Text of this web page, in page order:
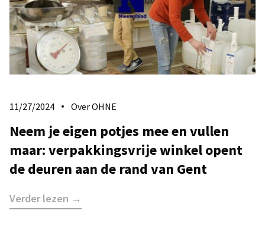
11/27/2024 Over OHNE
Neem je eigen potjes mee en vullen
maar: verpakkingsvrije winkel opent
de deuren aan de rand van Gent
Verder lezen →